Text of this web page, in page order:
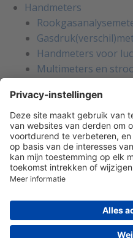
Handmeters
Handmeters voor
Multimeters en
Apparatentesters
Handmeters voor
Gaslekzoekers
Persoonlijke
Warmtebeeldcamera's